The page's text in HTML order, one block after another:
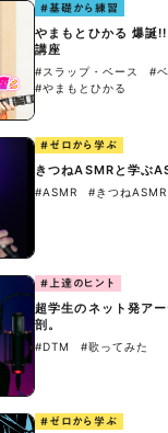
#基礎から練習
やまもとひかる 爆誕
講座
#スラップ・ベース
#
#やまもとひかる
#ゼロから学ぶ
きつねASMRと学ぶ
#ASMR #きつねASMR
#上達のヒント
超学生のネット発ア
剖。
#DTM #歌ってみた
#ゼロから学ぶ